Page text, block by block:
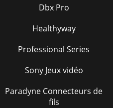
Dbx Pro
Healthyway
Professional Series
Sony Jeux vidéo
Paradyne Connecteurs de
fils